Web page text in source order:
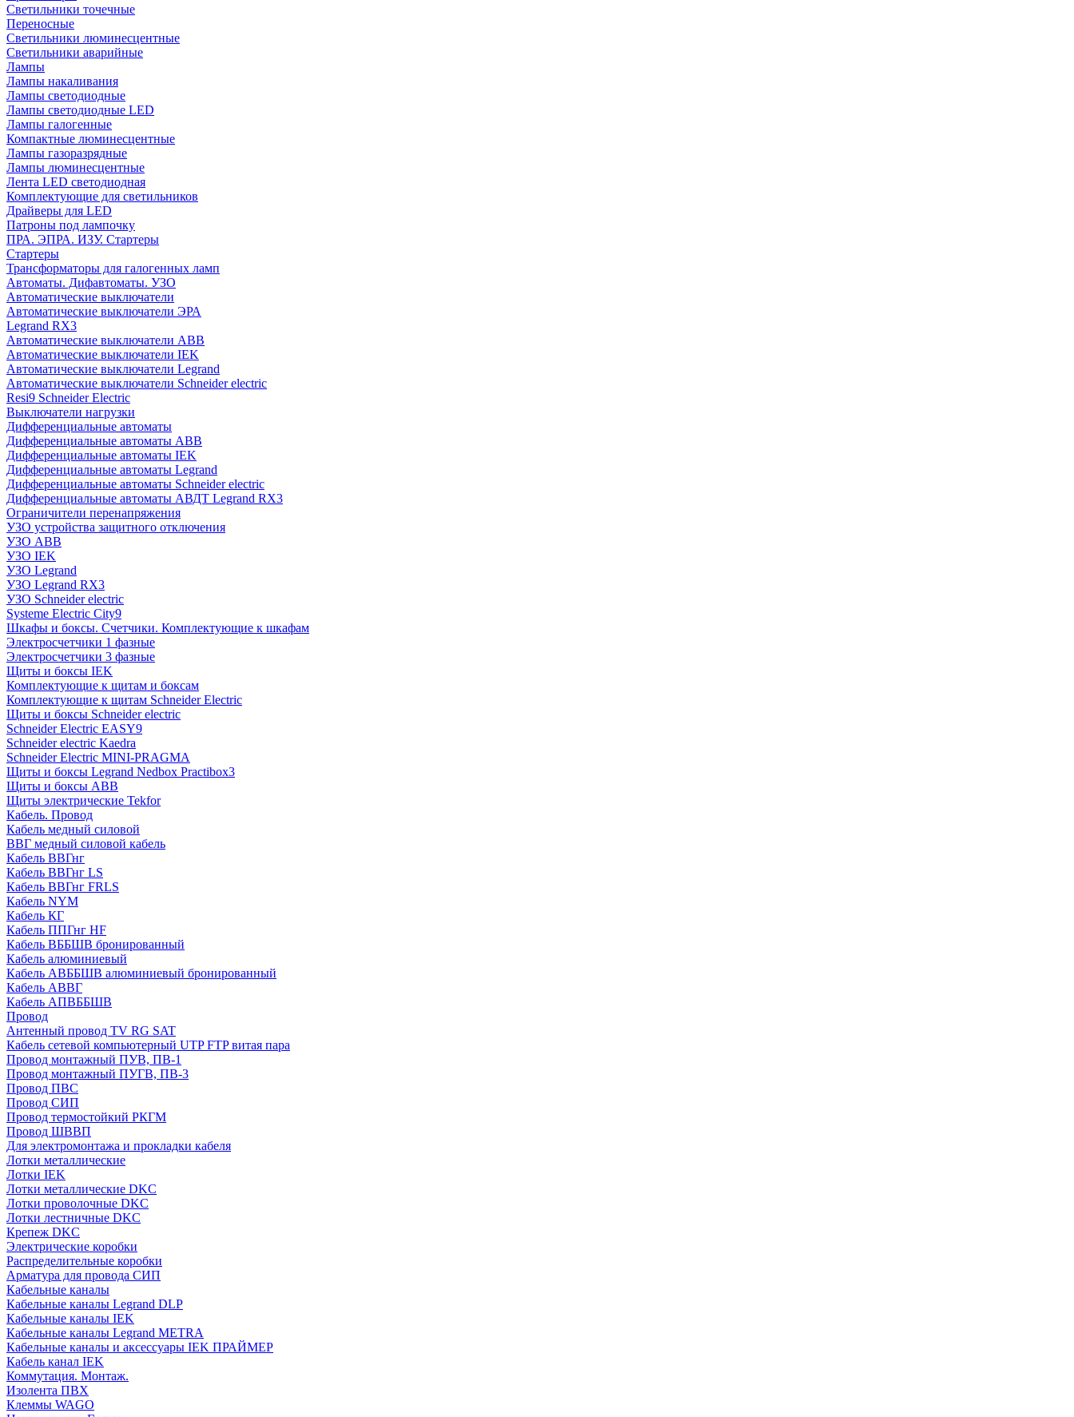
Cветильники точечные
Переносные
Светильники люминесцентные
Светильники аварийные
Лампы
Лампы накаливания
Лампы светодиодные
Лампы светодиодные LED
Лампы галогенные
Компактные люминесцентные
Лампы газоразрядные
Лампы люминесцентные
Лента LED светодиодная
Комплектующие для светильников
Драйверы для LED
Патроны под лампочку
ПРА. ЭПРА. ИЗУ. Стартеры
Стартеры
Трансформаторы для галогенных ламп
Автоматы. Дифавтоматы. УЗО
Автоматические выключатели
Автоматические выключатели ЭРА
Legrand RX3
Автоматические выключатели ABB
Автоматические выключатели IEK
Автоматические выключатели Legrand
Автоматические выключатели Schneider electric
Resi9 Schneider Electric
Выключатели нагрузки
Дифференциальные автоматы
Дифференциальные автоматы ABB
Дифференциальные автоматы IEK
Дифференциальные автоматы Legrand
Дифференциальные автоматы Schneider electric
Дифференциальные автоматы АВДТ Legrand RX3
Ограничители перенапряжения
УЗО устройства защитного отключения
УЗО ABB
УЗО IEK
УЗО Legrand
УЗО Legrand RX3
УЗО Schneider electric
Systeme Electric City9
Шкафы и боксы. Счетчики. Комплектующие к шкафам
Электросчетчики 1 фазные
Электросчетчики 3 фазные
Щиты и боксы IEK
Комплектующие к щитам и боксам
Комплектующие к щитам Schneider Electric
Щиты и боксы Schneider electric
Schneider Electric EASY9
Schneider electric Kaedra
Schneider Electric MINI-PRAGMA
Щиты и боксы Legrand Nedbox Practibox3
Щиты и боксы ABB
Щиты электрические Tekfor
Кабель. Провод
Кабель медный силовой
ВВГ медный силовой кабель
Кабель ВВГнг
Кабель ВВГнг LS
Кабель ВВГнг FRLS
Кабель NYM
Кабель КГ
Кабель ППГнг HF
Кабель ВББШВ бронированный
Кабель алюминиевый
Кабель АВББШВ алюминиевый бронированный
Кабель АВВГ
Кабель АПВББШВ
Провод
Антенный провод TV RG SAT
Кабель сетевой компьютерный UTP FTP витая пара
Провод монтажный ПУВ, ПВ-1
Провод монтажный ПУГВ, ПВ-3
Провод ПВС
Провод СИП
Провод термостойкий РКГМ
Провод ШВВП
Для электромонтажа и прокладки кабеля
Лотки металлические
Лотки IEK
Лотки металлические DKC
Лотки проволочные DKC
Лотки лестничные DKC
Крепеж DKC
Электрические коробки
Распределительные коробки
Арматура для провода СИП
Кабельные каналы
Кабельные каналы Legrand DLP
Кабельные каналы IEK
Кабельные каналы Legrand METRA
Кабельные каналы и аксессуары IEK ПРАЙМЕР
Кабель канал IEK
Коммутация. Монтаж.
Изолента ПВХ
Клеммы WAGO